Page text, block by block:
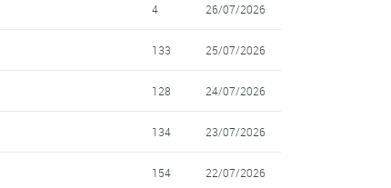
4 26/07/2026
133 25/07/2026
128 24/07/2026
134 23/07/2026
154 22/07/2026